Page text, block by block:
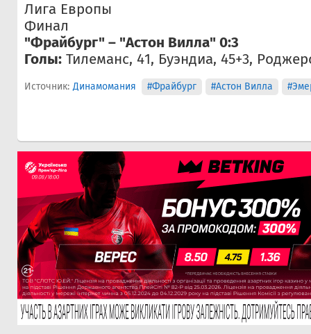
Лига Европы
Финал
"Фрайбург" – "Астон Вилла" 0:3
Голы: Тилеманс, 41, Буэндиа, 45+3,
Источник: Динамомания #Фрайбург #Астон Вилла